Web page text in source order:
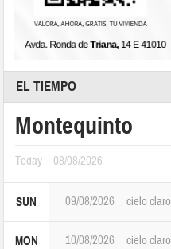
EL TIEMPO
Montequinto
Today 08/08/2026
SUN 09/08/2026 cielo claro
MON 10/08/2026 cielo claro